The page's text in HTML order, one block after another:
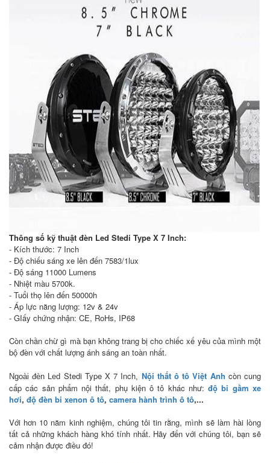
Thông số kỹ thuật đèn Led Stedi Type X 7 Inch:
- Kích thước: 7 Inch
- Độ chiếu sáng xe lên đến 7583/1lux
- Độ sáng 11000 Lumens
- Nhiệt màu 5700k.
- Tuổi thọ lên đến 50000h
- Áp lực năng lượng: 12v & 24v
- GIấy chứng nhận: CE, RoHs, IP68
Còn chần chừ gì mà bạn không trang bị cho chiếc xế yêu của mình một
bộ đèn với chất lượng ánh sáng an toàn nhất.
Ngoài đèn Led Stedi Type X 7 Inch Nội thất ô tô Việt Anh còn cung
cấp các sản phẩm nội thất, phụ kiện ô tô khác như: độ bi gầm xe
hơi, độ đèn bi xenon ô tô, camera hành trình ô tô,...
Với hơn 10 năm kinh nghiệm, chúng tôi tin rằng, mình sẽ làm hài lòng
tất cả những khách hàng khó tính nhất. Hãy đến với chúng tôi, bạn sẽ
cảm nhận được điều đó!